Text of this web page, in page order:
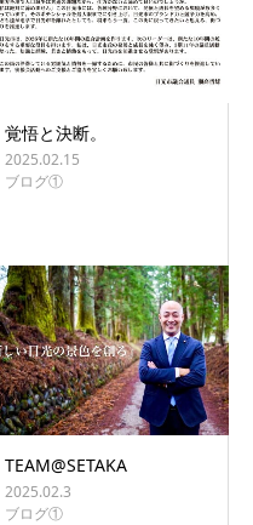
覚悟と決断。
2025.02.15
ブログ①
TEAM@SETAKA
2025.02.3
ブログ①